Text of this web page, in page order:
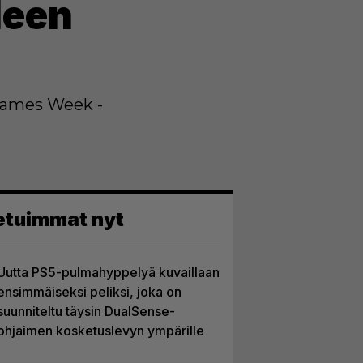
Week -
nyt
PS5-pulmahyppelyä kuvaillaan
peliksi, joka on
täysin DualSense-
kosketuslevyn ympärille